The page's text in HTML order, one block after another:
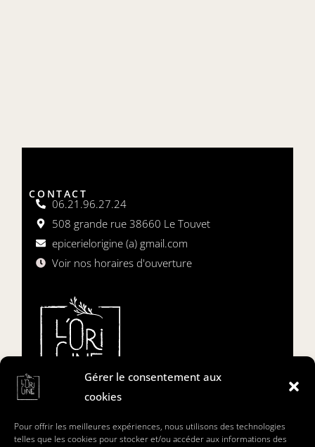
Gérer le consentement aux
cookies
Pour offrir les meilleures expériences, nous utilisons des technologies
telles que les cookies pour stocker et/ou accéder aux informations des
CONTACT
06.21.96.27.24
508 grande rue 38660 Le Touvet
epicerielorigine (a) gmail.com
Voir nos horaires d'ouverture
aux plaisirs des papilles